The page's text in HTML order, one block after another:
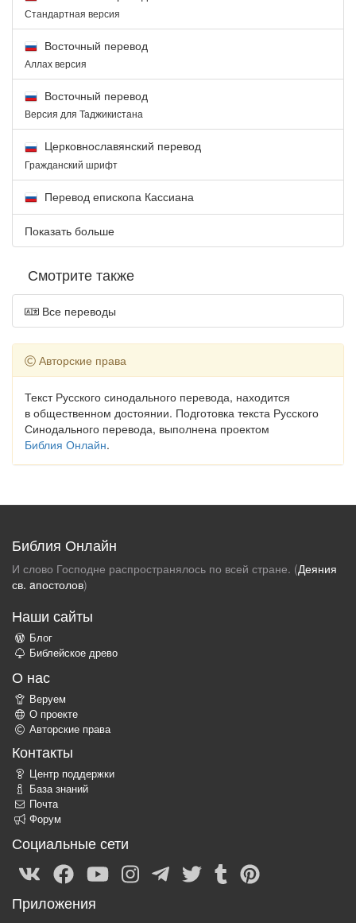
Стандартная версия
Восточный перевод
Аллах версия
Восточный перевод
Версия для Таджикистана
Церковнославянский перевод
Гражданский шрифт
Перевод епископа Кассиана
Показать больше
Смотрите также
Все переводы
Авторские права
Текст Русского синодального перевода, находится
в общественном достоянии. Подготовка текста Русского
Синодального перевода, выполнена проектом
Библия Онлайн.
Библия Онлайн
И слово Господне распространялось по всей стране. (Деяния
св. aпостолов)
Наши сайты
Блог
Библейское древо
О нас
Веруем
О проекте
Авторские права
Контакты
Центр поддержки
База знаний
Почта
Форум
Социальные сети
Приложения